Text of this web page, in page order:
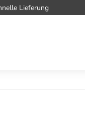
Lieferung